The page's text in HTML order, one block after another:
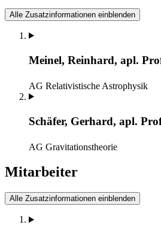
Alle Zusatzinformationen einblenden
Meinel, Reinhard, apl.
AG Relativistische Astrophysik
Schäfer, Gerhard, apl.
AG Gravitationstheorie
Mitarbeiter
Alle Zusatzinformationen einblenden